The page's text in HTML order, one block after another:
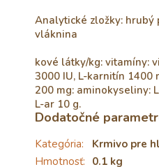
Analytické zložky: hrubý
vláknina
kové látky/kg: vitamíny:
3000 IU, L-karnitín 1400
200 mg: aminokyseliny:
L-ar 10 g.
Dodatočné
Kategória:
Krmivo pre
Hmotnosť: 0.1 kg